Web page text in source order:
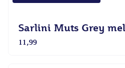
Sarlini Muts Grey
11,99